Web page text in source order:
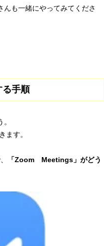
んも一緒にやってみてくださ
手順
ます。
「Zoom Meetings」がどう